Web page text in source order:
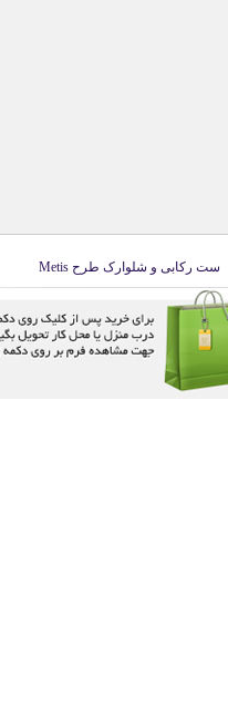
ست رکابی و شلوارک طرح Metis